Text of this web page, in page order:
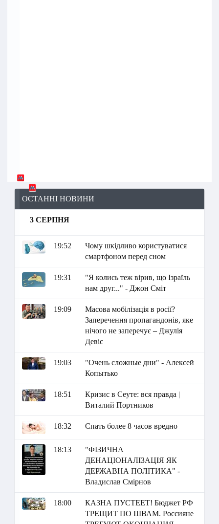
ОСТАННІ НОВИНИ
3 СЕРПНЯ
19:52
Чому шкідливо користуватися
смартфоном перед сном
19:31
"Я колись теж вірив, що Ізраїль
нам друг..." - Джон Сміт
19:09
Масова мобілізація в росії?
Заперечення пропагандонів, яке
нічого не заперечує – Джулія
Девіс
19:03
"Очень сложные дни" - Алексей
Копытько
18:51
Кризис в Сеуте: вся правда |
Виталий Портников
18:32 Спать более 8 часов вредно
18:13
"ФІЗИЧНА
ДЕНАЦІОНАЛІЗАЦІЯ ЯК
ДЕРЖАВНА ПОЛІТИКА" -
Владислав Смірнов
18:00
КАЗНА ПУСТЕЕТ! Бюджет РФ
ТРЕЩИТ ПО ШВАМ. Россияне